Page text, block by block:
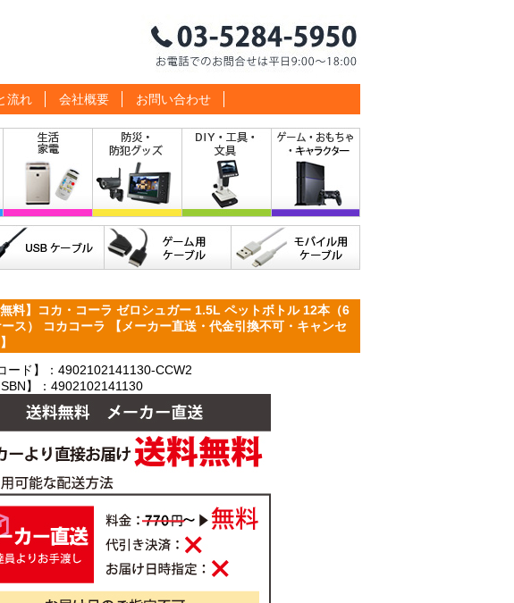
流れ 会社概要 お問い合わせ
無料】コカ・コーラ ゼロシュガー 1.5L ペットボトル 12本（6
ス） コカコーラ 【メーカー直送・代金引換不可・キャンセ
ード】：4902102141130-CCW2
ISBN】：4902102141130